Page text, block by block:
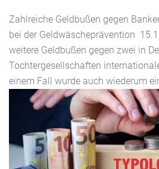
Zahlreiche Geldbußen gegen
bei der Geldwäscheprävention
weitere Geldbußen gegen zwei in
Tochtergesellschaften
einem Fall wurde auch wiederum